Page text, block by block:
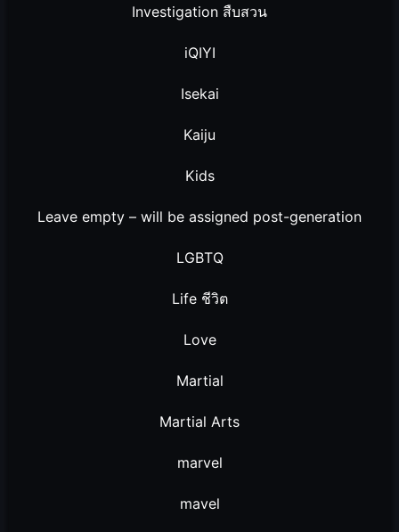
Investigation สืบสวน
iQIYI
Isekai
Kaiju
Kids
Leave empty – will be assigned post-generation
LGBTQ
Life ชีวิต
Love
Martial
Martial Arts
marvel
mavel